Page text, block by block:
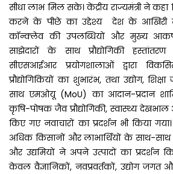
सीधा लाभ मिल सके। केंद्रीय राज्यमंत्री ने
करने के पीछे का उद्देश्य देश के आखिरी
कॉन्क्लेव की उपलब्धियों और मुख्य
साझेदारों के साथ प्रौद्योगिकी
सीएसआईआर प्रयोगशालाओं द्वारा
प्रौद्योगिकियों का शुभारंभ, तथा उद्योग,
साथ एमओयू (MoU) का आदान-प्रदान
कृषि-पोषक जैव प्रौद्योगिकी, स्वास्थ्य देखभाल
किए गए नवाचारों का प्रदर्शन भी किया
अधिक किसानों और लाभार्थियों के साथ-
और उद्यमियों ने अपने उत्पादों का प्रदर्शन
केवल वैज्ञानिकों, नवप्रवर्तकों, उद्योग जगत